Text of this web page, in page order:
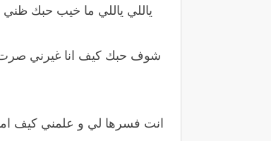
ياللي ياللي ما خيب حبك
شوف حبك كيف انا غيرني صرت
انت فسرها لي و علمني كيف